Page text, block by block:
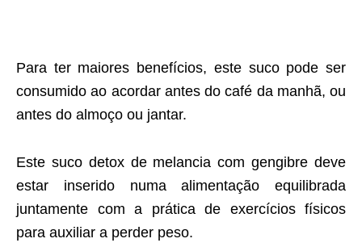
Para ter maiores benefícios, este suco pode ser
consumido ao acordar antes do café da manhã, ou
antes do almoço ou jantar.
Este suco detox de melancia com gengibre deve
estar inserido numa alimentação equilibrada
juntamente com a prática de exercícios físicos
para auxiliar a perder peso.